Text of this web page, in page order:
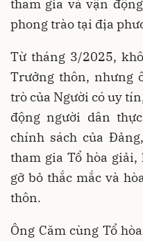
tham gia và vận
phong trào tại địa
Từ tháng 3/2025,
Trưởng thôn, nhưng
trò của Người có uy
động người dân
chính sách của
tham gia Tổ hòa
gỡ bỏ thắc mắc và
thôn.
Ông Căm cùng Tổ